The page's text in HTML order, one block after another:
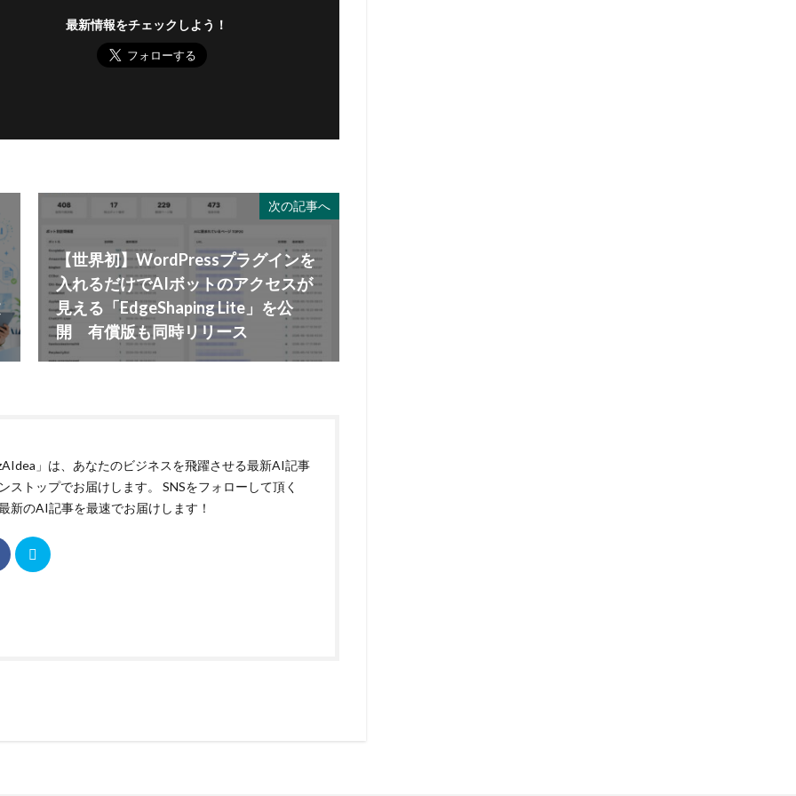
最新情報をチェックしよう！
次の記事へ
【世界初】WordPressプラグインを
入れるだけでAIボットのアクセスが
見える「EdgeShaping Lite」を公
開 有償版も同時リリース
」は、あなたのビジネスを飛躍させる最新AI記事
ストップでお届けします。 SNSをフォローして頂く
新のAI記事を最速でお届けします！